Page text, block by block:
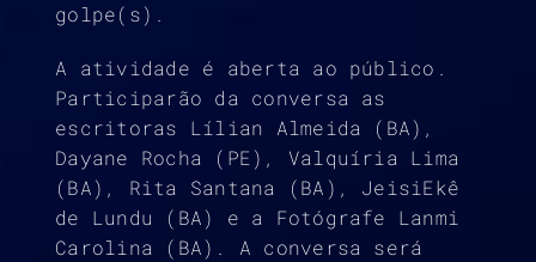
golpe(s).
A atividade é aberta ao público.
Participarão da conversa as
escritoras Lílian Almeida (BA),
Dayane Rocha (PE), Valquíria Lima
(BA), Rita Santana (BA), JeisiEkê
de Lundu (BA) e a Fotógrafe Lanmi
Carolina (BA). A conversa será